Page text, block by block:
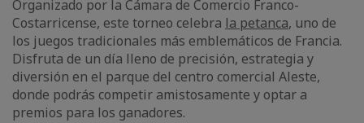
Organizado por la Cámara de Comercio Franco-
Costarricense, este torneo celebra la petanca, uno de
los juegos tradicionales más emblemáticos de Francia.
Disfruta de un día lleno de precisión, estrategia y
diversión en el parque del centro comercial Aleste,
donde podrás competir amistosamente y optar a
premios para los ganadores.